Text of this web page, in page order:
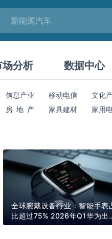
场分析 数据中心
信息产业 移动电信 文化
房 地 产
家具建材 家用
全球腕戴设备行业：智能手表
比超过75% 2026年Q1华为出货
量领先